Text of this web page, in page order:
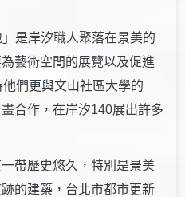
是岸汐職人聚落在景美的
藝術空間的展覽以及促進
們更與文山社區大學的
畫合作，在岸汐140展出許多
帶歷史悠久，特別是景美
的建築，台北市都市更新